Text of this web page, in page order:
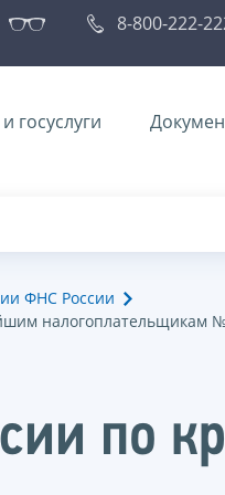
8-800-222-
госуслуги
ФНС России
налогоплательщикам
по